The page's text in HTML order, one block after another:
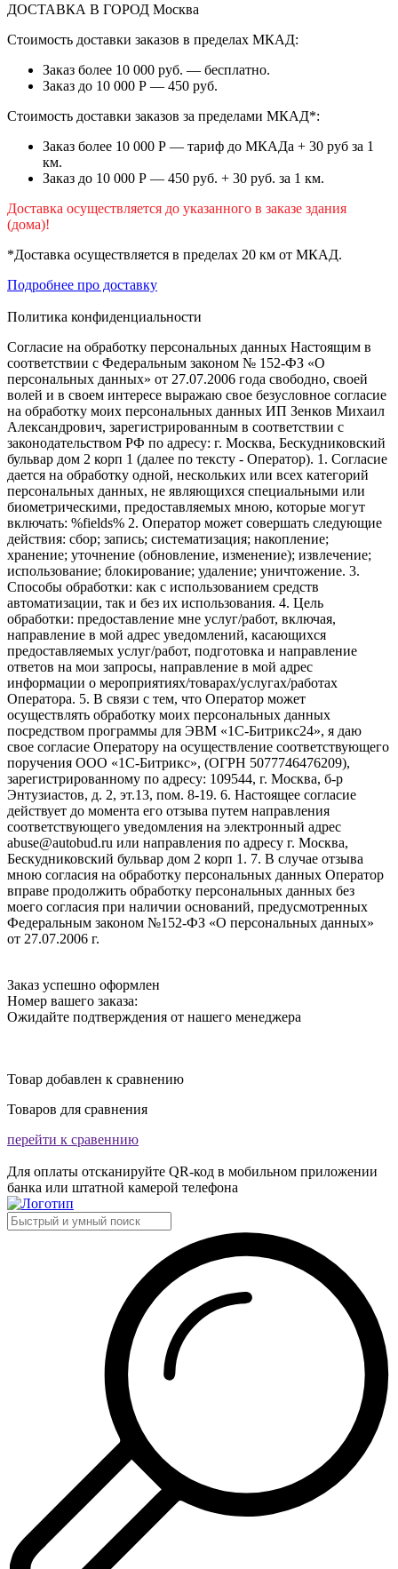
ДОСТАВКА В ГОРОД Москва
Стоимость доставки заказов в пределах МКАД:
Заказ более 10 000 руб. — бесплатно.
Заказ до 10 000 Р — 450 руб.
Стоимость доставки заказов за пределами МКАД*:
Заказ более 10 000 Р — тариф до МКАДа + 30 руб за 1
км.
Заказ до 10 000 Р — 450 руб. + 30 руб. за 1 км.
Доставка осуществляется до указанного в заказе здания
(дома)!
*Доставка осуществляется в пределах 20 км от МКАД.
Подробнее про доставку
Политика конфиденциальности
Согласие на обработку персональных данных Настоящим в
соответствии с Федеральным законом № 152-ФЗ «О
персональных данных» от 27.07.2006 года свободно, своей
волей и в своем интересе выражаю свое безусловное согласие
на обработку моих персональных данных ИП Зенков Михаил
Александрович, зарегистрированным в соответствии с
законодательством РФ по адресу: г. Москва, Бескудниковский
бульвар дом 2 корп 1 (далее по тексту - Оператор). 1. Согласие
дается на обработку одной, нескольких или всех категорий
персональных данных, не являющихся специальными или
биометрическими, предоставляемых мною, которые могут
включать: %fields% 2. Оператор может совершать следующие
действия: сбор; запись; систематизация; накопление;
хранение; уточнение (обновление, изменение); извлечение;
использование; блокирование; удаление; уничтожение. 3.
Способы обработки: как с использованием средств
автоматизации, так и без их использования. 4. Цель
обработки: предоставление мне услуг/работ, включая,
направление в мой адрес уведомлений, касающихся
предоставляемых услуг/работ, подготовка и направление
ответов на мои запросы, направление в мой адрес
информации о мероприятиях/товарах/услугах/работах
Оператора. 5. В связи с тем, что Оператор может
осуществлять обработку моих персональных данных
посредством программы для ЭВМ «1С-Битрикс24», я даю
свое согласие Оператору на осуществление соответствующего
поручения ООО «1С-Битрикс», (ОГРН 5077746476209),
зарегистрированному по адресу: 109544, г. Москва, б-р
Энтузиастов, д. 2, эт.13, пом. 8-19. 6. Настоящее согласие
действует до момента его отзыва путем направления
соответствующего уведомления на электронный адрес
abuse@autobud.ru или направления по адресу г. Москва,
Бескудниковский бульвар дом 2 корп 1. 7. В случае отзыва
мною согласия на обработку персональных данных Оператор
вправе продолжить обработку персональных данных без
моего согласия при наличии оснований, предусмотренных
Федеральным законом №152-ФЗ «О персональных данных»
от 27.07.2006 г.
Заказ успешно оформлен
Номер вашего заказа:
Ожидайте подтверждения от нашего менеджера
Товар добавлен к сравнению
Товаров для сравнения
перейти к сравеннию
Для оплаты отсканируйте QR-код в мобильном приложении
банка или штатной камерой телефона